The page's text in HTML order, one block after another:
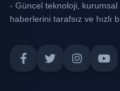
- Güncel teknoloji,
haberlerini tarafsız ve hızlı